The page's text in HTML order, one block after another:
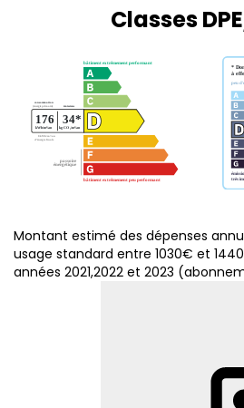
Classes
Montant estimé des dépenses
usage standard entre 1030€ et
années 2021,2022 et 2023